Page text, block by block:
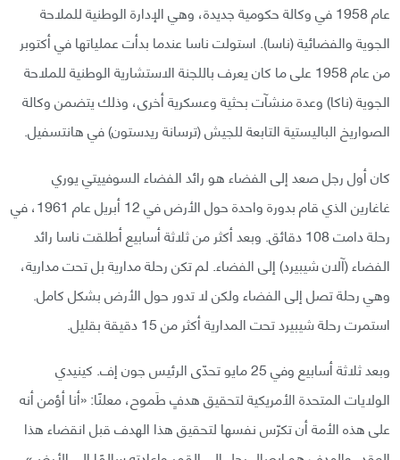
عام 1958 في وكالة حكومية جديدة، وهي الإدارة الوطنية للملاحة
الجوية والفضائية (ناسا). استولت ناسا عندما بدأت عملياتها في أكتوبر
من عام 1958 على ما كان يعرف باللجنة الاستشارية الوطنية للملاحة
الجوية (ناكا) وعدة منشآت بحثية وعسكرية أخرى، وذلك يتضمن وكالة
الصواريخ الباليستية التابعة للجيش (ترسانة ريدستون) في هانتسفيل.
كان أول رجل صعد إلى الفضاء هو رائد الفضاء السوفييتي يوري
غاغارين الذي قام بدورة واحدة حول الأرض في 12 أبريل عام 1961، في
رحلة دامت 108 دقائق. وبعد أكثر من ثلاثة أسابيع أطلقت ناسا رائد
الفضاء (آلان شيبيرد) إلى الفضاء. لم تكن رحلة مدارية بل تحت مدارية،
وهي رحلة تصل إلى الفضاء ولكن لا تدور حول الأرض بشكل كامل.
استمرت رحلة شيبيرد تحت المدارية أكثر من 15 دقيقة بقليل.
وبعد ثلاثة أسابيع وفي 25 مايو تحدّى الرئيس جون إف. كينيدي
الولايات المتحدة الأمريكية لتحقيق هدفٍ طَموح، معلنًا: «أنا أؤمن أنه
على هذه الأمة أن تكرّس نفسها لتحقيق هذا الهدف قبل انقضاء هذا